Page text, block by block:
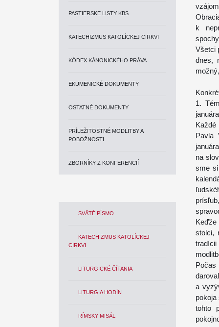
PASTIERSKE LISTY KBS
KATECHIZMUS KATOLÍCKEJ CIRKVI
KÓDEX KÁNONICKÉHO PRÁVA
EKUMENICKÉ DOKUMENTY
OSTATNÉ DOKUMENTY
PRÍLEŽITOSTNÉ MODLITBY A
POBOŽNOSTI
ZBORNÍKY Z KONFERENCIÍ
SVÄTÉ PÍSMO
KATECHIZMUS KATOLÍCKEJ
CIRKVI
LITURGICKÉ ČÍTANIA
LITURGIA HODÍN
RÍMSKY MISÁL
k
Všetci
dnes,
1.
Každé
Pavla
na
sme
Keďže
stolci,
Počas
a
tohto